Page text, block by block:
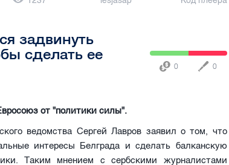
задвинуть
сделать ее
0 0
от "политики силы".
ведомства Сергей Лавров заявил о том, что
интересы Белграда и сделать балканскую
Таким мнением с сербскими журналистами